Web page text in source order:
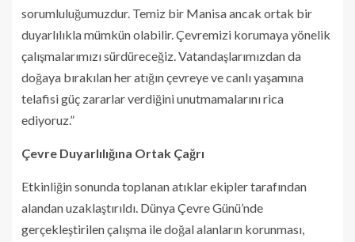
sorumluluğumuzdur. Temiz bir Manisa ancak ortak bir
duyarlılıkla mümkün olabilir. Çevremizi korumaya yönelik
çalışmalarımızı sürdüreceğiz. Vatandaşlarımızdan da
doğaya bırakılan her atığın çevreye ve canlı yaşamına
telafisi güç zararlar verdiğini unutmamalarını rica
ediyoruz.”
Çevre Duyarlılığına Ortak Çağrı
Etkinliğin sonunda toplanan atıklar ekipler tarafından
alandan uzaklaştırıldı. Dünya Çevre Günü’nde
gerçekleştirilen çalışma ile doğal alanların korunması,